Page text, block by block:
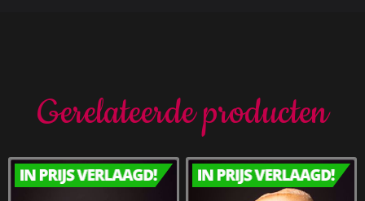
Gerelateerde producten